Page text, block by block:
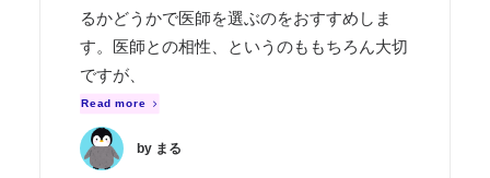
るかどうかで医師を選ぶのをおすすめしま
す。医師との相性、というのももちろん大切
ですが、
Read more
by まる